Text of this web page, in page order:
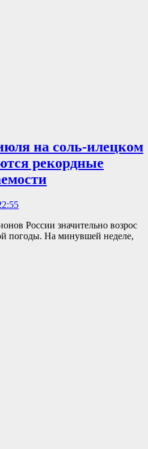
на соль-илецком
рекордные
России значительно возрос
погоды. На минувшей неделе,